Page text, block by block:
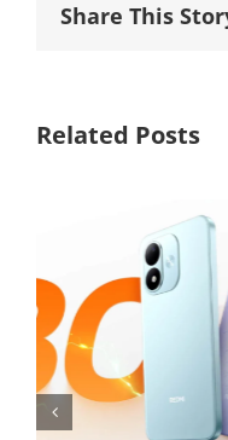
Share This
Related Posts